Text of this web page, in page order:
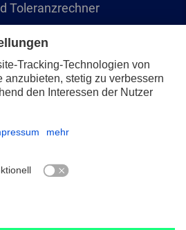
Toleranzrechner
AG